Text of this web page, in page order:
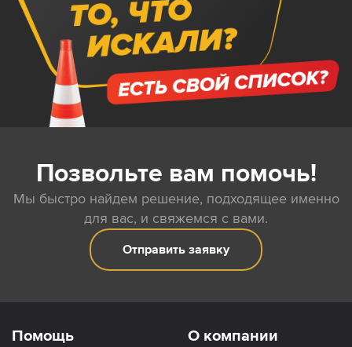
Позвольте вам помочь!
Мы быстро найдем решение, подходящее именно
для вас, и свяжемся с вами.
Отправить заявку
Помощь
О компании